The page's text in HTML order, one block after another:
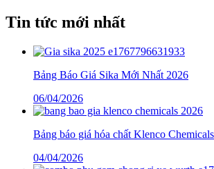
Tin tức mới nhất
Bảng Báo Giá Sika Mới Nhất 2026
06/04/2026
Bảng báo giá hóa chất Klenco
04/04/2026